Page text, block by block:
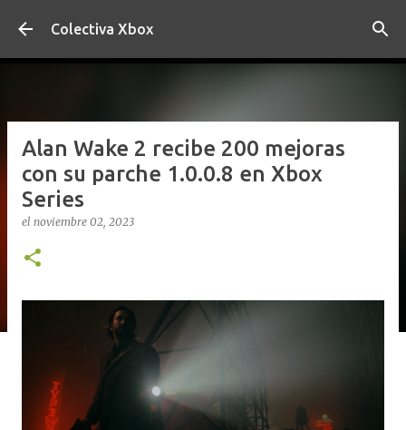
Ir al contenido principal
Colectiva Xbox
Alan Wake 2 recibe 200 mejoras
con su parche 1.0.0.8 en Xbox
Series
el noviembre 02, 2023